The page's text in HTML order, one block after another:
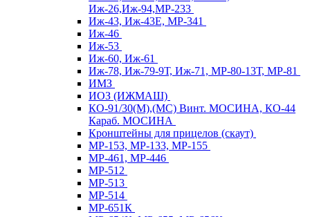
Иж-26,Иж-94,МР-233
Иж-43, Иж-43Е, МР-341
Иж-46
Иж-53
Иж-60, Иж-61
Иж-78, Иж-79-9Т, Иж-71, МР-80-13Т, МР-81
ИМЗ
ИОЗ (ИЖМАШ)
КО-91/30(М),(МС) Винт. МОСИНА, КО-44
Караб. МОСИНА
Кронштейны для прицелов (скаут)
МР-153, МР-133, МР-155
МР-461, МР-446
МР-512
МР-513
МР-514
МР-651К